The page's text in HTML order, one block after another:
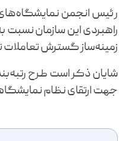
رئیس انجمن نمایشگاه‌های
راهبردی این سازمان
زمینه‌ساز گسترش تعاملات
شایان ذکر است طرح
جهت ارتقای نظام